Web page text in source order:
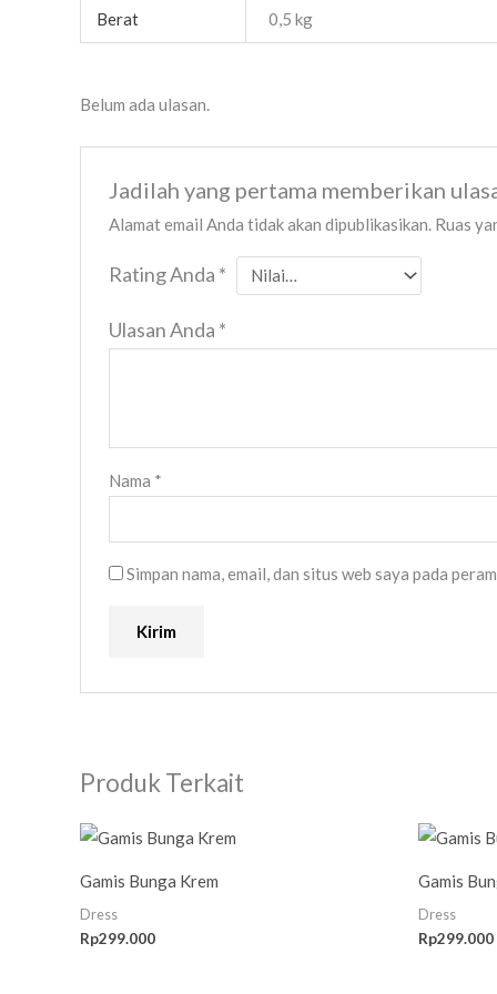
Berat 0,5 kg
Belum ada ulasan.
Jadilah yang pertama memberikan
Alamat email Anda tidak akan dipublikasikan. Ruas
Rating Anda *
Ulasan Anda *
Nama *
Simpan nama, email, dan situs web saya pada
Produk Terkait
Gamis Bunga Krem
Dress
Rp299.000
Gamis
Dress
Rp299.000